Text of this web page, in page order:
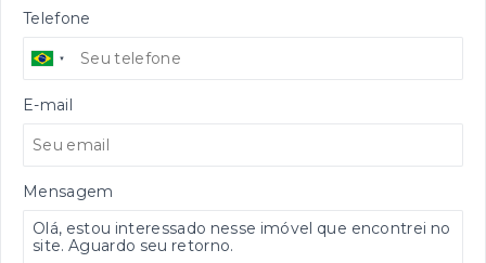
Telefone
E-mail
Mensagem